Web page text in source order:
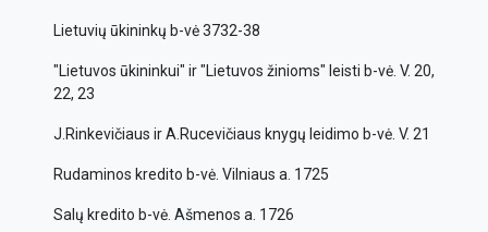
Lietuvių ūkininkų b-vė 3732-38
"Lietuvos ūkininkui" ir "Lietuvos žinioms" leisti b-vė. V. 20,
22, 23
J.Rinkevičiaus ir A.Rucevičiaus knygų leidimo b-vė. V. 21
Rudaminos kredito b-vė. Vilniaus a. 1725
Salų kredito b-vė. Ašmenos a. 1726